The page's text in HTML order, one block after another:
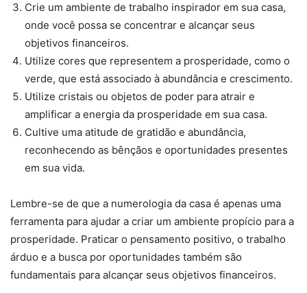
Crie um ambiente de trabalho inspirador em sua casa,
onde você possa se concentrar e alcançar seus
objetivos financeiros.
Utilize cores que representem a prosperidade, como o
verde, que está associado à abundância e crescimento.
Utilize cristais ou objetos de poder para atrair e
amplificar a energia da prosperidade em sua casa.
Cultive uma atitude de gratidão e abundância,
reconhecendo as bênçãos e oportunidades presentes
em sua vida.
Lembre-se de que a numerologia da casa é apenas uma
ferramenta para ajudar a criar um ambiente propício para a
prosperidade. Praticar o pensamento positivo, o trabalho
árduo e a busca por oportunidades também são
fundamentais para alcançar seus objetivos financeiros.